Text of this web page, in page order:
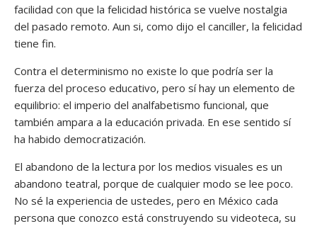
facilidad con que la felicidad histórica se vuelve nostalgia
del pasado remoto. Aun si, como dijo el canciller, la felicidad
tiene fin.
Contra el determinismo no existe lo que podría ser la
fuerza del proceso educativo, pero sí hay un elemento de
equilibrio: el imperio del analfabetismo funcional, que
también ampara a la educación privada. En ese sentido sí
ha habido democratización.
El abandono de la lectura por los medios visuales es un
abandono teatral, porque de cualquier modo se lee poco.
No sé la experiencia de ustedes, pero en México cada
persona que conozco está construyendo su videoteca, su